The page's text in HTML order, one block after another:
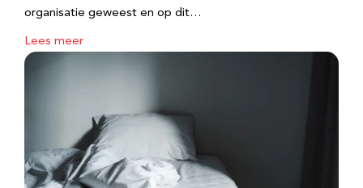
organisatie geweest en op dit…
Lees meer